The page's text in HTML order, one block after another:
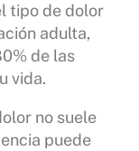
tipo de dolor
adulta,
de las
vida.
no suele
puede